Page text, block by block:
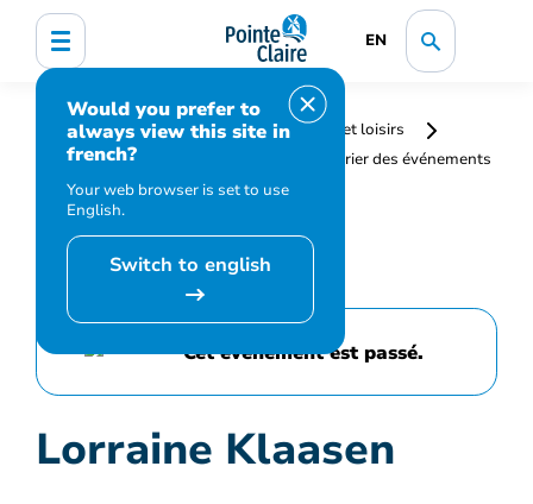
EN
Would you prefer to
always view this site in
french?
Your web browser is set to use
English.
Switch to english
Accueil
Bibliothèque, culture, sports et loisirs
Programmation et inscription
Calendrier des événements
et activités
Lorraine Klaasen
Cet événement est passé.
Lorraine Klaasen